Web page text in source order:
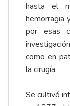
hasta el
hemorragia
por esas
como en
la cirugía.
Se cultivó